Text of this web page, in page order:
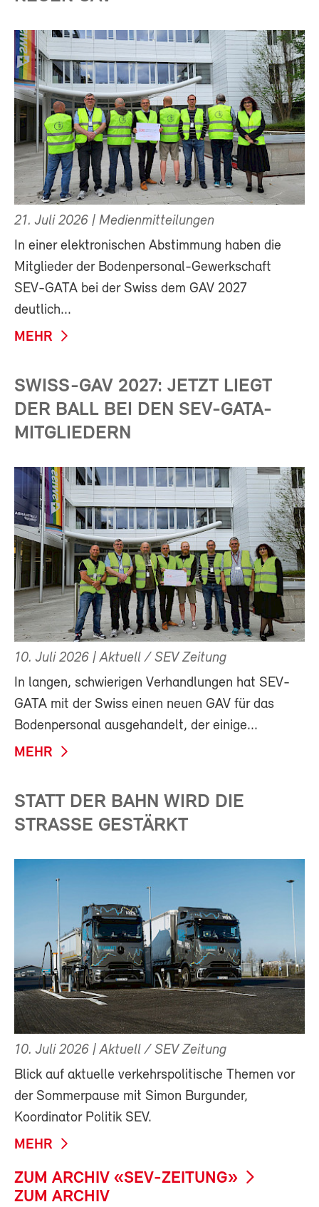
21. Juli 2026 | Medienmitteilungen
In einer elektronischen Abstimmung haben die
Mitglieder der Bodenpersonal-Gewerkschaft
SEV-GATA bei der Swiss dem GAV 2027
deutlich...
MEHR
SWISS-GAV 2027: JETZT LIEGT
DER BALL BEI DEN SEV-GATA-
MITGLIEDERN
10. Juli 2026 | Aktuell / SEV Zeitung
In langen, schwierigen Verhandlungen hat SEV-
GATA mit der Swiss einen neuen GAV für das
Bodenpersonal ausgehandelt, der einige...
MEHR
STATT DER BAHN WIRD DIE
STRASSE GESTÄRKT
10. Juli 2026 | Aktuell / SEV Zeitung
Blick auf aktuelle verkehrspolitische Themen vor
der Sommerpause mit Simon Burgunder,
Koordinator Politik SEV.
MEHR
ZUM ARCHIV «SEV-ZEITUNG»
ZUM ARCHIV